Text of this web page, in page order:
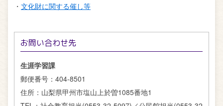
・ 文化財に関する催し等
お問い合わせ先
生涯学習課
郵便番号： 404-8501
住所： 山梨県甲州市塩山上於曽1085番地1